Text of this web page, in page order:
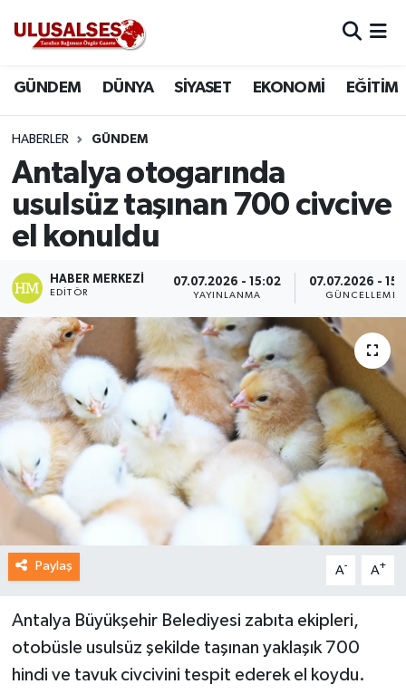
GÜNDEM DÜNYA SİYASET EKONOMİ EĞİTİM
HABERLER GÜNDEM
Antalya otogarında
usulsüz taşınan 700 civcive
el konuldu
HABER MERKEZI
EDITÖR
07.07.2026 - 15:02
YAYINLANMA
07.07.2026 -
GÜNCELLEME
Paylaş A- A+
Antalya Büyükşehir Belediyesi zabıta ekipleri,
otobüsle usulsüz şekilde taşınan yaklaşık 700
hindi ve tavuk civcivini tespit ederek el koydu.
DÜNYA
SİYASET
EKONOMİ
SAĞLIK
MAGAZİN
SPOR
Trafik Durumu
Süper Lig Puan Durumu ve Fikstür
Tüm Manşetler
Haber Arşivi